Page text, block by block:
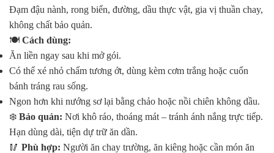
Đạm đậu nành, rong biển, đường, dầu thực vật, gia vị thuần chay,
không chất bảo quản.
🍽️ Cách dùng:
Ăn liền ngay sau khi mở gói.
Có thể xé nhỏ chấm tương ớt, dùng kèm cơm trắng hoặc cuốn
bánh tráng rau sống.
Ngon hơn khi nướng sơ lại bằng chảo hoặc nồi chiên không dầu.
❄️ Bảo quản: Nơi khô ráo, thoáng mát – tránh ánh nắng trực tiếp.
Hạn dùng dài, tiện dự trữ ăn dần.
🥢 Phù hợp: Người ăn chay trường, ăn kiêng hoặc cần món ăn